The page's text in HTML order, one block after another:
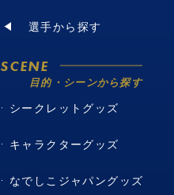
選手から探す
SCENE
目的・シーンから探す
シークレットグッズ
キャラクターグッズ
なでしこジャパングッズ